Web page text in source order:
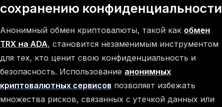
сохранению конфиденциальности
Анонимный обмен криптовалюты, такой как обмен
TRX на ADA, становится незаменимым инструментом
для тех, кто ценит свою конфиденциальность и
безопасность. Использование анонимных
криптовалютных сервисов позволяет избежать
множества рисков, связанных с утечкой данных или